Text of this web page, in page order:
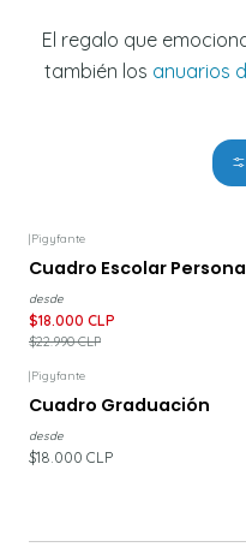
El regalo que
también los anuarios
-22% DESCUENTO
|Pigyfante
Cuadro Escolar
desde
$18.000 CLP
$22.990 CLP
|Pigyfante
Cuadro Graduación
desde
$18.000 CLP